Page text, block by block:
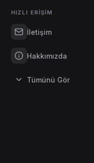
HIZLI ERIŞIM
İletişim
Hakkımızda
Tümünü Gör